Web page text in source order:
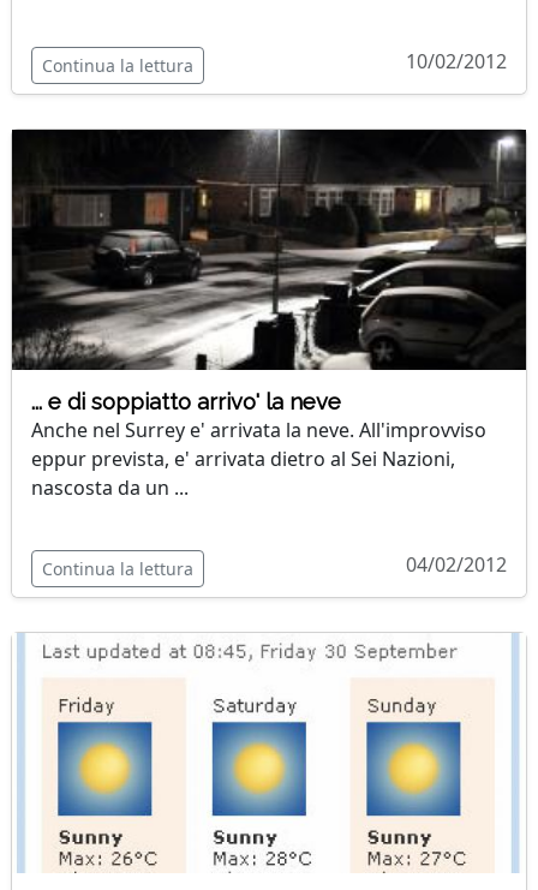
Continua la lettura 10/02/2012
... e di soppiatto arrivo' la neve
Anche nel Surrey e' arrivata la neve. All'improvviso
eppur prevista, e' arrivata dietro al Sei Nazioni,
nascosta da un ...
Continua la lettura 04/02/2012